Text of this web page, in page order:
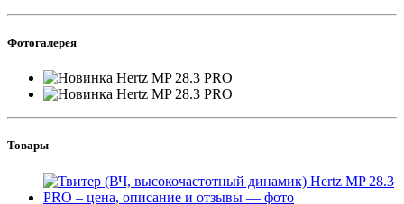
Фотогалерея
Товары